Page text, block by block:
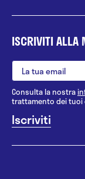
ISCRIVITI ALLA
Consulta la nostra
trattamento dei tuoi